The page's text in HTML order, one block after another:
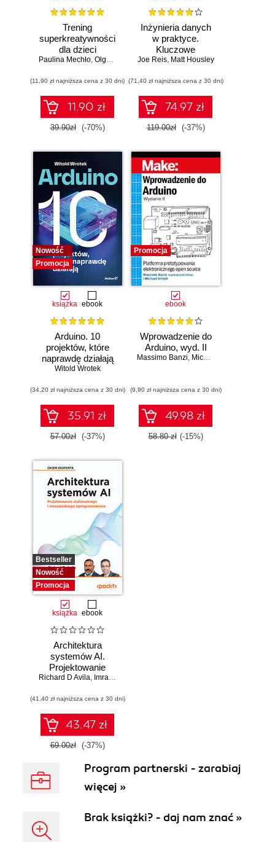
Trening
superkreatywności
dla dzieci
Paulina Mechło, Olga Geppert
(11,90 zł najniższa cena z 30 dni)
11.90 zł
39.90zł (-70%)
Inżynieria danych
w praktyce.
Kluczowe
koncepcje i
technologie
Joe Reis, Matt Housley
(71,40 zł najniższa cena z 30 dni)
74.97 zł
119.00zł (-37%)
Nowość
Promocja
książka ebook
Arduino. 10
projektów, które
naprawdę działają
Witold Wrotek
(34,20 zł najniższa cena z 30 dni)
35.91 zł
57.00zł (-37%)
Promocja
ebook
Wprowadzenie do
Arduino, wyd. II
Massimo Banzi, Michael Shiloh
(9,90 zł najniższa cena z 30 dni)
49.98 zł
58.80 zł (-15%)
Bestseller
Nowość
Promocja
książka ebook
Architektura
systemów AI.
Projektowanie
skalowalnego i
oprogramowania
Richard D Avila, Imran Ahmad
(41,40 zł najniższa cena z 30 dni)
43.47 zł
69.00zł (-37%)
Program partnerski - zarabiaj
więcej »
Brak książki? - daj nam znać »